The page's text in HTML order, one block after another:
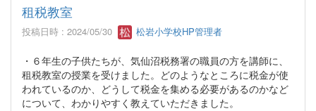
租税教室
投稿日時 : 2024/05/30 松岩小学校HP管理者
・６年生の子供たちが、気仙沼税務署の職員の方を講師に、
租税教室の授業を受けました。どのようなところに税金が使
われているのか、どうして税金を集める必要があるのかなど
について、わかりやすく教えていただきました。